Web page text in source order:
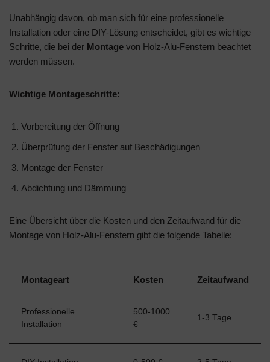
Unabhängig davon, ob man sich für eine professionelle
Installation oder eine DIY-Lösung entscheidet, gibt es wichtige
Schritte, die bei der Montage von Holz-Alu-Fenstern beachtet
werden müssen.
Wichtige Montageschritte:
Vorbereitung der Öffnung
Überprüfung der Fenster auf Beschädigungen
Montage der Fenster
Abdichtung und Dämmung
Eine Übersicht über die Kosten und den Zeitaufwand für die
Montage von Holz-Alu-Fenstern gibt die folgende Tabelle:
Montageart Kosten Zeitaufwand
Professionelle
Installation
500-1000
€
1-3 Tage